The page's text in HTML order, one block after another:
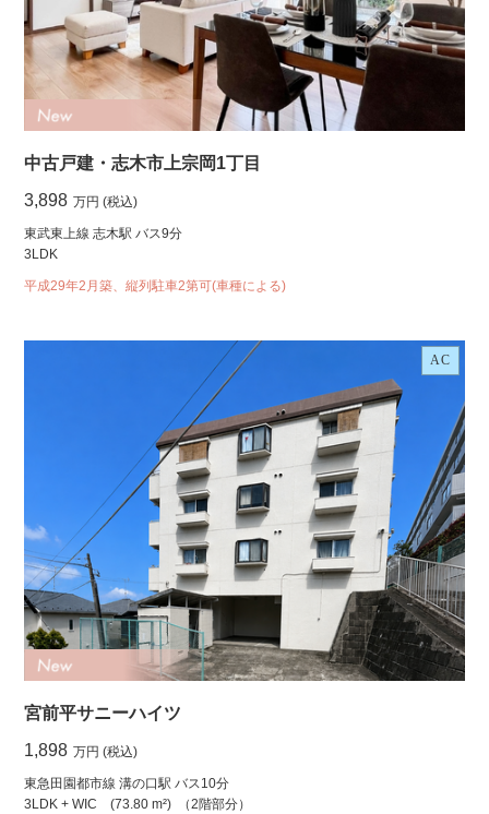
中古戸建・志木市上宗岡1丁目
3,898 万円 (税込)
東武東上線 志木駅 バス9分
3LDK
平成29年2月築、縦列駐車2第可(車種による)
AC
宮前平サニーハイツ
1,898 万円 (税込)
東急田園都市線 溝の口駅 バス10分
3LDK + WIC
(73.80 m²) （2階部分）